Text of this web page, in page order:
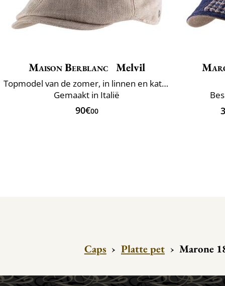
Maison Berblanc Melvil
Topmodel van de zomer, in linnen en katoen
Gemaakt in Italië
90€00
Caps › Platte pet › Marone